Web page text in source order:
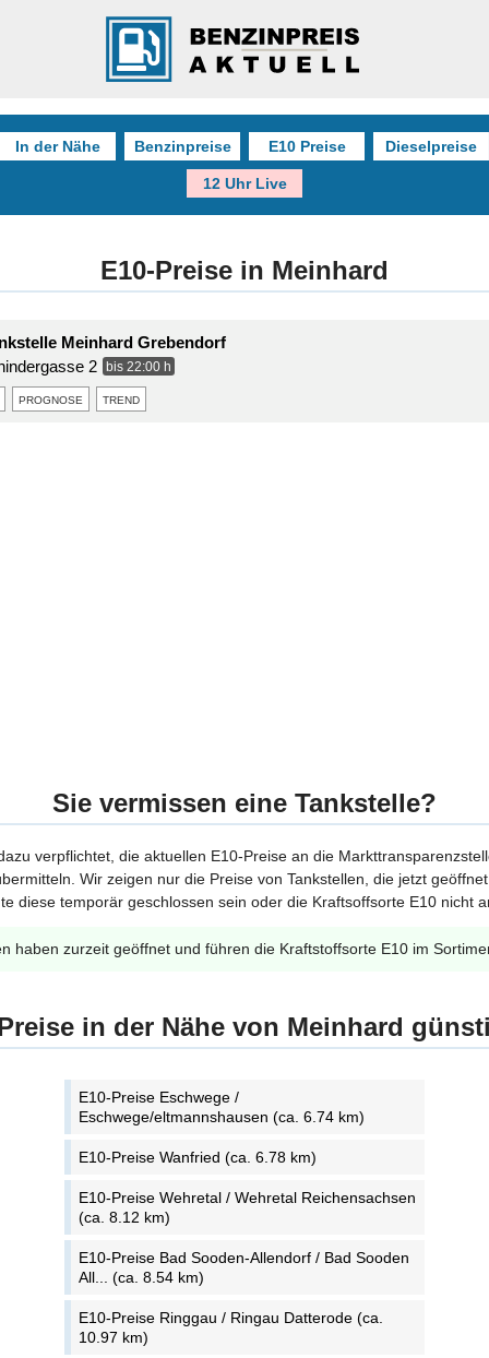
In der Nähe Benzinpreise E10 Preise Dieselpreise
12 Uhr Live
E10-Preise in Meinhard
Meinhard Grebendorf
2
bis 22:00 h
prognose trend
Sie vermissen eine Tankstelle?
verpflichtet, die aktuellen E10-Preise an die
Wir zeigen nur die Preise von Tankstellen, die jetzt
diese temporär geschlossen sein oder die Kraftsoffsorte E10 nicht
haben zurzeit geöffnet und führen die Kraftstoffsorte E10 im
in der Nähe von Meinhard
E10-Preise Eschwege /
Eschwege/eltmannshausen (ca. 6.74 km)
E10-Preise Wanfried (ca. 6.78 km)
E10-Preise Wehretal / Wehretal Reichensachsen
(ca. 8.12 km)
E10-Preise Bad Sooden-Allendorf / Bad Sooden
All... (ca. 8.54 km)
E10-Preise Ringgau / Ringau Datterode (ca.
10.97 km)